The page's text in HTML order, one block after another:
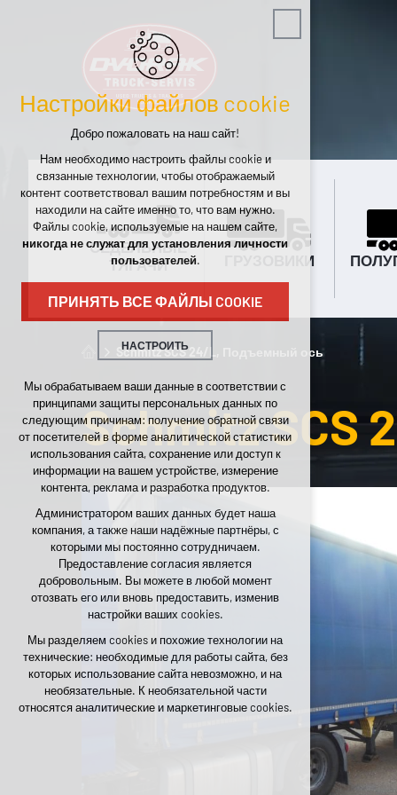
СЕДЕЛЬНЫЕ
ТЯГАЧИ
ГРУЗОВИКИ
Schmitz SCS 24/L, Подъемный ось
Schmitz
Настройки файлов cookie
Добро пожаловать на наш сайт!
Нам необходимо настроить файлы cookie и
связанные технологии, чтобы отображаемый
контент соответствовал вашим потребностям и вы
находили на сайте именно то, что вам нужно.
Файлы cookie, используемые на нашем сайте,
никогда не служат для установления личности
пользователей.
ПРИНЯТЬ ВСЕ ФАЙЛЫ COOKIE
НАСТРОИТЬ
Технические cookies
необходимы для функционирования сайта
поддержание контекста страниц (session):
возможные входы в аккаунт, выбор языка и
т.п.
Необязательные cookies
аналитические — для анонимной оценки
посещаемости
маркетинговые cookies (Google, Seznam,
Facebook)
ПРИНЯТЬ ВСЕ ФАЙЛЫ COOKIE
ОТКЛОНИТЬ НЕОБЯЗАТЕЛЬНЫЕ
Мы обрабатываем ваши данные в соответствии с
принципами защиты персональных данных по
следующим причинам: получение обратной связи
от посетителей в форме аналитической статистики
использования сайта, сохранение или доступ к
информации на вашем устройстве, измерение
контента, реклама и разработка продуктов.
Администратором ваших данных будет наша
компания, а также наши надёжные партнёры, с
которыми мы постоянно сотрудничаем.
Предоставление согласия является
добровольным. Вы можете в любой момент
отозвать его или вновь предоставить, изменив
настройки ваших cookies.
Мы разделяем cookies и похожие технологии на
технические: необходимые для работы сайта, без
которых использование сайта невозможно, и на
необязательные. К необязательной части
относятся аналитические и маркетинговые cookies.